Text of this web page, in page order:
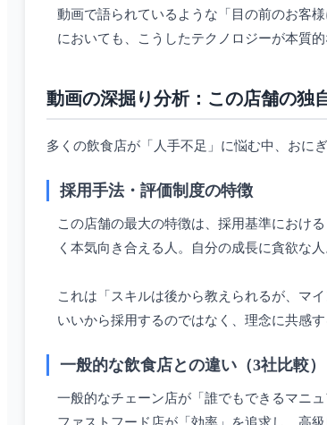
動画で語られているような「目の前のお客
においても、こうしたテクノロジーが本質
動画の深掘り分析：この店舗の独
多くの飲食店が「人手不足」に悩む中、おに
採用手法・評価制度の特徴
この店舗の最大の特徴は、採用基準におけ
く本気向き合える人。自分の成長に貪欲な
これは「スキルは後から教えられるが、マ
いいから採用するのではなく、理念に共感
一般的な飲食店との違い（3社比較）
一般的なチェーン店が「誰でもできるマニ